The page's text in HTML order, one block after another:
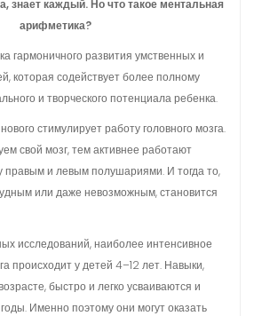
знает каждый. Но что такое ментальная
арифметика?
гармоничного развития умственных и
которая содействует более полному
и творческого потенциала ребенка.
стимулирует работу головного мозга.
свой мозг, тем активнее работают
и левым полушариями. И тогда то,
или даже невозможным, становится
исследований, наиболее интенсивное
происходит у детей 4–12 лет. Навыки,
быстро и легко усваиваются и
Именно поэтому они могут оказать